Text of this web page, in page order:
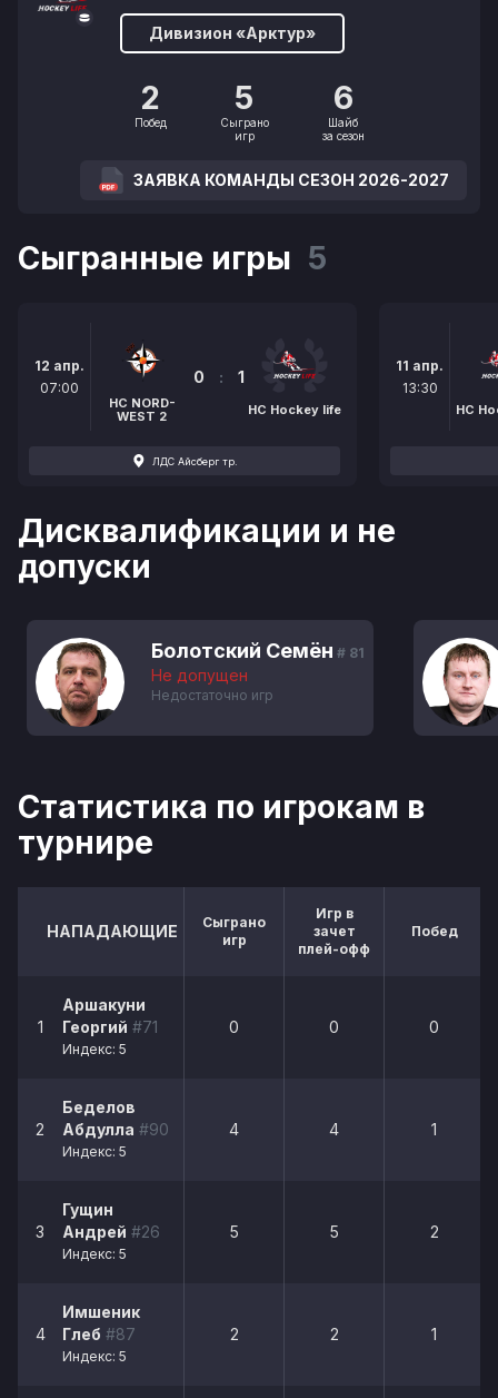
Дивизион «Арктур»
2
Побед
5
Сыграно
игр
6
Шайб
за сезон
ЗАЯВКА КОМАНДЫ СЕЗОН 2026-2027
Сыгранные игры 5
12 апр.
07:00
HC NORD-
WEST 2
0 : 1
НС Hockey life
ЛДС Айсберг тр.
11 апр.
13:30
НС
Дисквалификации и не
допуски
Болотский Семён # 81
Не допущен
Недостаточно игр
Статистика по игрокам в
турнире
НАПАДАЮЩИЕ
Сыграно
игр
Игр в
зачет
плей-офф
Побед
1
Аршакуни
Георгий #71
Индекс: 5
0 0 0
2
Беделов
Абдулла #90
Индекс: 5
4 4 1
3
Гущин
Андрей #26
Индекс: 5
5 5 2
4
Имшеник
Глеб #87
Индекс: 5
2 2 1